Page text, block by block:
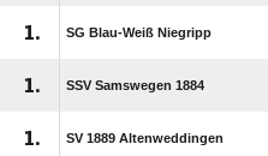
1. SG Blau-Weiß Niegripp
1. SSV Samswegen 1884
1. SV 1889 Altenweddingen